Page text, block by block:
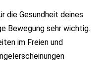
die Gesundheit deines
Bewegung sehr wichtig.
im Freien und